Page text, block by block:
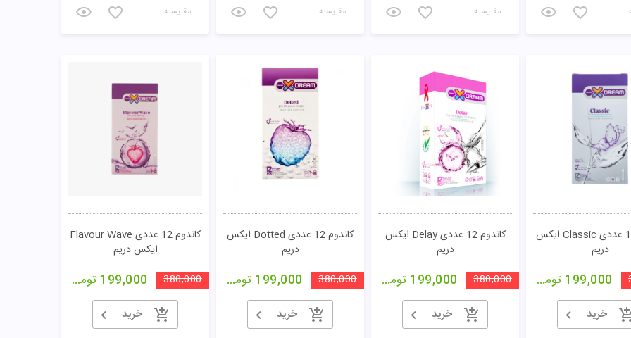
مقایسـه مقایسـه مقایسـه
کاندوم 12 عددی Classic ایکس
دریم
199,000 تومان
خرید
کاندوم 12 عددی Delay ایکس
دریم
380,000
199,000 تومان
خرید
کاندوم 12 عددی Dotted ایکس
دریم
380,000
199,000 تومان
خرید
کاندوم 12 عددی Flavour Wave
ایکس دریم
380,000
199,000 تومان
خرید